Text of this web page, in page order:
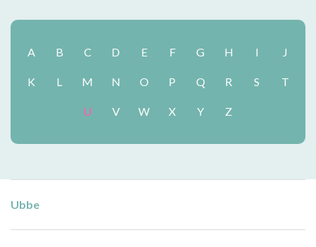
A B C D E F G H I J
K L M N O P Q R S T
U V W X Y Z
Ubbe